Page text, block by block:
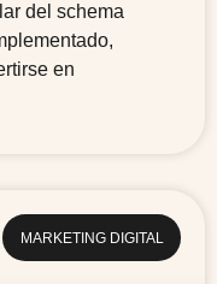
del schema
en
MARKETING DIGITAL